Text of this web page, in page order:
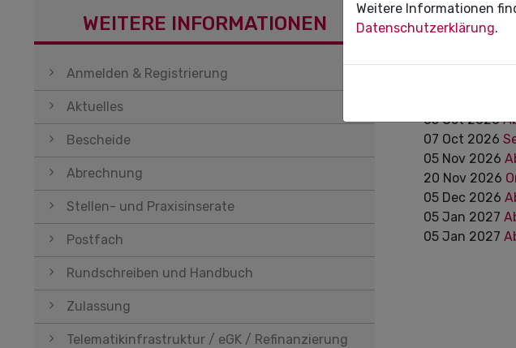
Termine
05 Sep 2026
05 Oct 2026
07 Oct 2026
05 Nov 2026
20 Nov 2026
05 Dec 2026
05 Jan 2027
05 Jan 2027
WEITERE INFORMATIONEN
Navigation überspringen
Anmelden & Registrierung
Aktuelles
Bescheide
Abrechnung
Stellen- und Praxisinserate
Postfach
Rundschreiben und Handbuch
Zulassung
Telematikinfrastruktur / eGK / Refinanzierung
Weitere Informationen
Datenschutzerklärung.